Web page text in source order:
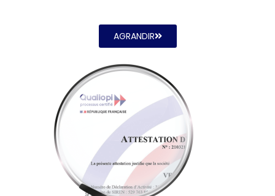
AGRANDIR